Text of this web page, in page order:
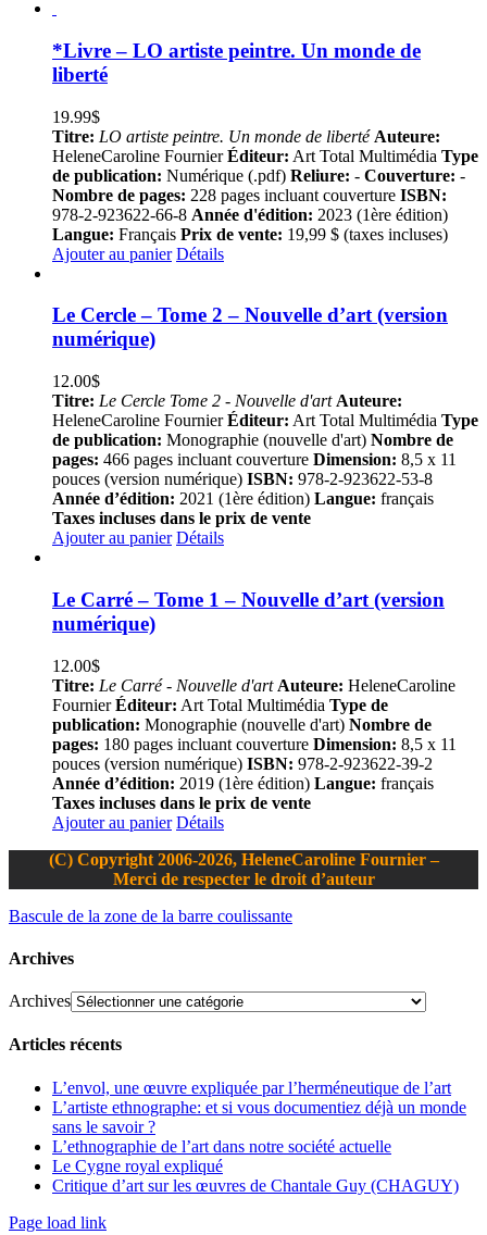
*Livre – LO artiste peintre. Un monde de
liberté
19.99$
Titre: LO artiste peintre. Un monde de liberté Auteure:
HeleneCaroline FournierÉditeur: Art Total Multimédia Type
de publication: Numérique (.pdf) Reliure: - Couverture: -
Nombre de pages: 228 pages incluant couverture ISBN:
978-2-923622-66-8 Année d'édition: 2023 (1ère édition)
Langue: Français Prix de vente: 19,99 $ (taxes incluses)
Ajouter au panier Détails
Le Cercle – Tome 2 – Nouvelle d’art (version
numérique)
12.00$
Titre: Le Cercle Tome 2 - Nouvelle d'art Auteure:
HeleneCaroline FournierÉditeur: Art Total Multimédia Type
de publication: Monographie (nouvelle d'art) Nombre de
pages: 466 pages incluant couverture Dimension: 8,5 x 11
pouces (version numérique) ISBN: 978-2-923622-53-8
Année d’édition: 2021 (1ère édition) Langue: français
Taxes incluses dans le prix de vente
Ajouter au panier Détails
Le Carré – Tome 1 – Nouvelle d’art (version
numérique)
12.00$
Titre: Le Carré - Nouvelle d'art Auteure: HeleneCaroline
FournierÉditeur: Art Total Multimédia Type de
publication: Monographie (nouvelle d'art) Nombre de
pages: 180 pages incluant couverture Dimension: 8,5 x 11
pouces (version numérique) ISBN: 978-2-923622-39-2
Année d’édition: 2019 (1ère édition) Langue: français
Taxes incluses dans le prix de vente
Ajouter au panier Détails
(C) Copyright 2006-2026, HeleneCaroline Fournier –
Merci de respecter le droit d’auteur
Bascule de la zone de la barre coulissante
Archives
Archives
Articles récents
L’envol, une œuvre expliquée par l’herméneutique de l’art
L’artiste ethnographe: et si vous documentiez déjà un monde
sans le savoir ?
L’ethnographie de l’art dans notre société actuelle
Le Cygne royal expliqué
Critique d’art sur les œuvres de Chantale Guy (CHAGUY)
Page load link